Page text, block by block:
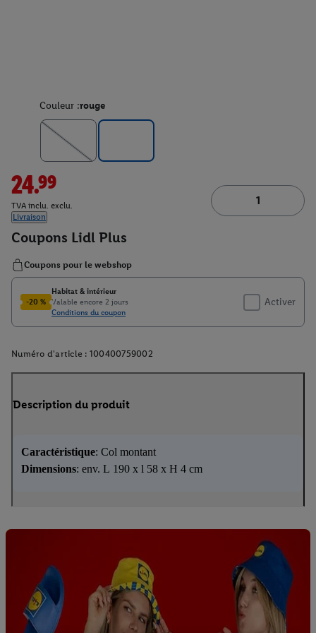
Couleur :rouge
24.99
TVA inclu. exclu.
Livraison
Numéro d'article : 100400759002
Description du produit
Caractéristique: Col montant
Dimensions: env. L 190 x l 58 x H 4 cm